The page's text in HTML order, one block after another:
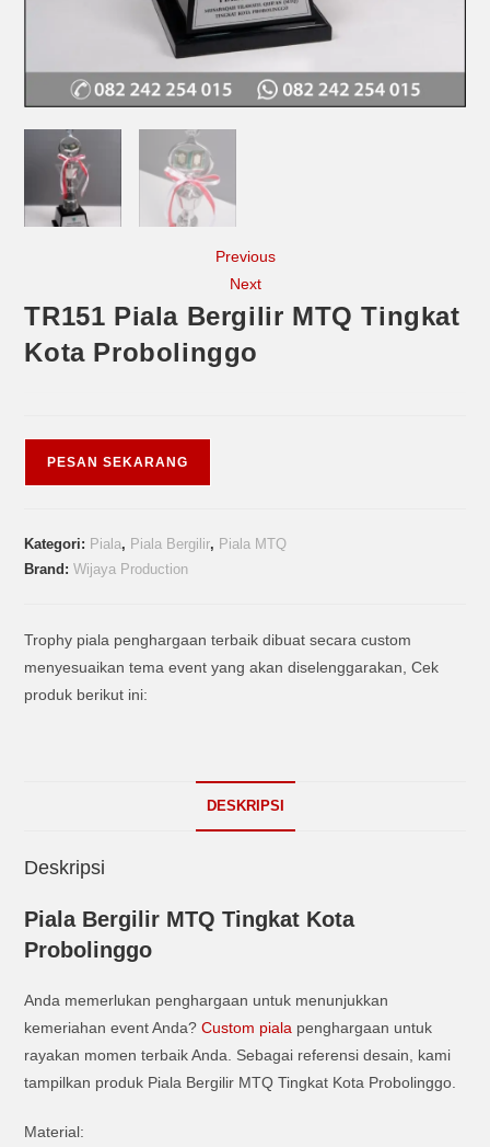
Previous
Next
TR151 Piala Bergilir MTQ Tingkat
Kota Probolinggo
PESAN SEKARANG
Kategori: Piala, Piala Bergilir, Piala MTQ
Brand:Wijaya Production
Trophy piala penghargaan terbaik dibuat secara custom
menyesuaikan tema event yang akan diselenggarakan, Cek
produk berikut ini:
DESKRIPSI
Deskripsi
Piala Bergilir MTQ Tingkat Kota
Probolinggo
Anda memerlukan penghargaan untuk menunjukkan
kemeriahan event Anda?Custom piala penghargaan untuk
rayakan momen terbaik Anda. Sebagai referensi desain, kami
tampilkan produk Piala Bergilir MTQ Tingkat Kota Probolinggo.
Material: